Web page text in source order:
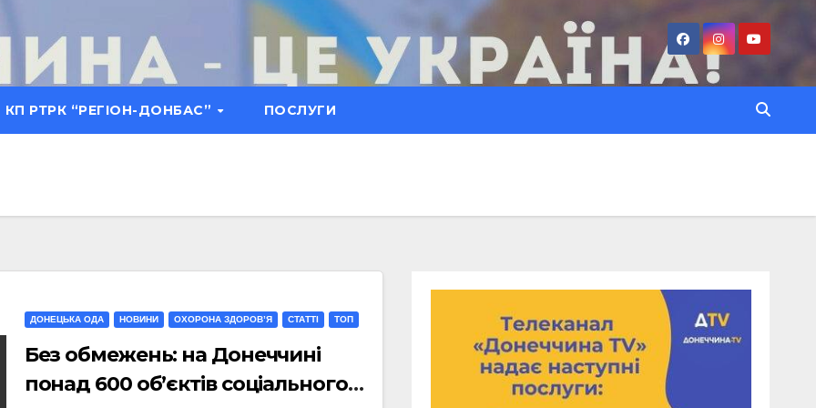
КП РТРК “РЕГІОН-ДОНБАС” ПОСЛУГИ
ДОНЕЦЬКА ОДА НОВИНИ ОХОРОНА ЗДОРОВ’Я СТАТТI ТОП
Без обмежень: на Донеччині
понад 600 об’єктів соціального